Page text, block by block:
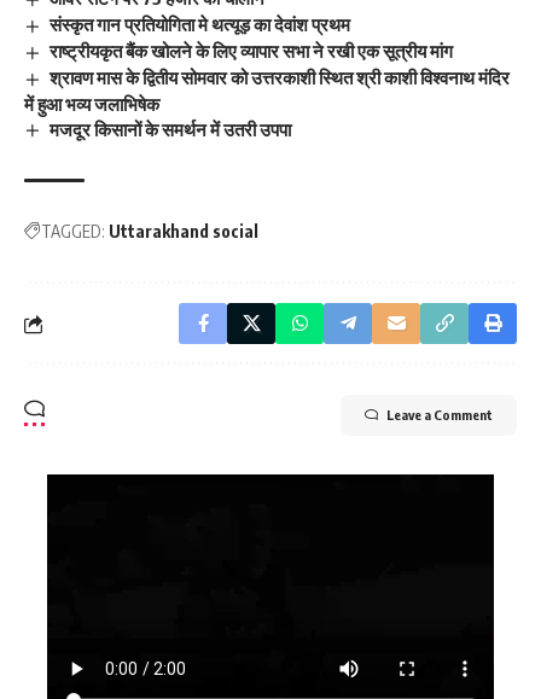
संस्कृत गान प्रतियोगिता मे थत्यूड़ का देवांश प्रथम
राष्ट्रीयकृत बैंक खोलने के लिए व्यापार सभा ने रखी एक सूत्रीय मांग
श्रावण मास के द्वितीय सोमवार को उत्तरकाशी स्थित श्री काशी विश्वनाथ मंदिर
में हुआ भव्य जलाभिषेक
मजदूर किसानों के समर्थन में उतरी उपपा
TAGGED: Uttarakhand social
Leave a Comment